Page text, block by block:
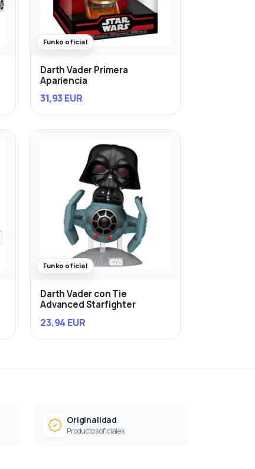
Funko oficial
Darth Vader Primera
Apariencia
31,93 EUR
Funko oficial
Darth Vader con Tie
Advanced Starfighter
23,94 EUR
Originalidad
Productos oficiales